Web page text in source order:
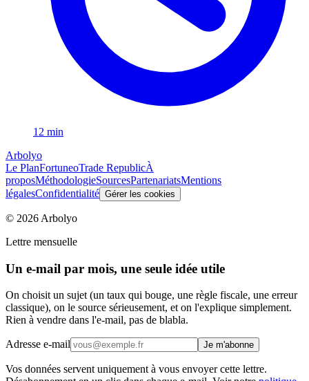
12 min
Arbolyo
Le PlanFortuneoTrade RepublicÀ
proposMéthodologieSourcesPartenariatsMentions
légalesConfidentialité Gérer les cookies
© 2026 Arbolyo
Lettre mensuelle
Un e-mail par mois, une seule idée utile
On choisit un sujet (un taux qui bouge, une règle fiscale, une erreur
classique), on le source sérieusement, et on l'explique simplement.
Rien à vendre dans l'e-mail, pas de blabla.
Adresse e-mail Je m'abonne
Vos données servent uniquement à vous envoyer cette lettre.